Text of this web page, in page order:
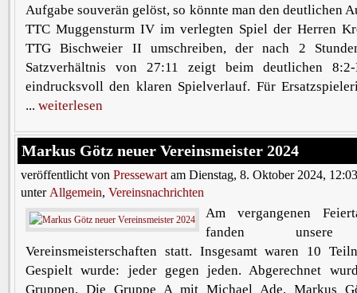
Aufgabe souverän gelöst, so könnte man den deutlichen
TTC Muggensturm IV im verlegten Spiel der Herren
TTG Bischweier II umschreiben, der nach 2
Satzverhältnis von 27:11 zeigt beim deutlichen
eindrucksvoll den klaren Spielverlauf. Für
... weiterlesen
Markus Götz neuer Vereinsmeister 2024
veröffentlicht von Pressewart am Dienstag, 8. Oktober 2024,
unter Allgemein, Vereinsnachrichten
Am vergangenen
fanden unsere
Vereinsmeisterschaften statt. Insgesamt waren 10
Gespielt wurde: jeder gegen jeden. Abgerechnet
Gruppen. Die Gruppe A mit Michael Ade, Markus